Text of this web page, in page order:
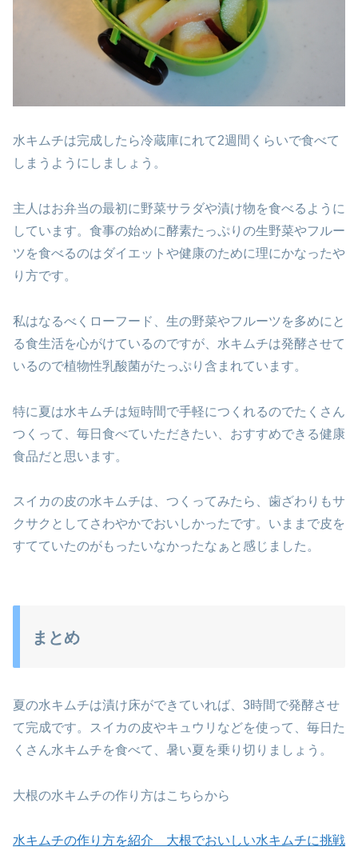
水キムチは完成したら冷蔵庫にれて2週間くらいで食べて
しまうようにしましょう。
主人はお弁当の最初に野菜サラダや漬け物を食べるように
しています。食事の始めに酵素たっぷりの生野菜やフルー
ツを食べるのはダイエットや健康のために理にかなったや
り方です。
私はなるべくローフード、生の野菜やフルーツを多めにと
る食生活を心がけているのですが、水キムチは発酵させて
いるので植物性乳酸菌がたっぷり含まれています。
特に夏は水キムチは短時間で手軽につくれるのでたくさん
つくって、毎日食べていただきたい、おすすめできる健康
食品だと思います。
スイカの皮の水キムチは、つくってみたら、歯ざわりもサ
クサクとしてさわやかでおいしかったです。いままで皮を
すてていたのがもったいなかったなぁと感じました。
まとめ
夏の水キムチは漬け床ができていれば、3時間で発酵させ
て完成です。スイカの皮やキュウリなどを使って、毎日た
くさん水キムチを食べて、暑い夏を乗り切りましょう。
大根の水キムチの作り方はこちらから
水キムチの作り方を紹介 大根でおいしい水キムチに挑戦